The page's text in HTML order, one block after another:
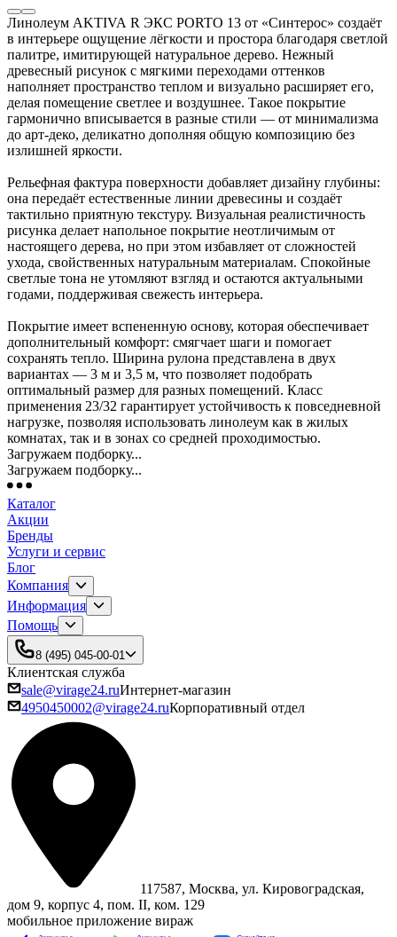
Линолеум AKTIVA R ЭКС PORTO 13 от «Синтерос» создаёт
в интерьере ощущение лёгкости и простора благодаря светлой
палитре, имитирующей натуральное дерево. Нежный
древесный рисунок с мягкими переходами оттенков
наполняет пространство теплом и визуально расширяет его,
делая помещение светлее и воздушнее. Такое покрытие
гармонично вписывается в разные стили — от минимализма
до арт‑деко, деликатно дополняя общую композицию без
излишней яркости.
Рельефная фактура поверхности добавляет дизайну глубины:
она передаёт естественные линии древесины и создаёт
тактильно приятную текстуру. Визуальная реалистичность
рисунка делает напольное покрытие неотличимым от
настоящего дерева, но при этом избавляет от сложностей
ухода, свойственных натуральным материалам. Спокойные
светлые тона не утомляют взгляд и остаются актуальными
годами, поддерживая свежесть интерьера.
Покрытие имеет вспененную основу, которая обеспечивает
дополнительный комфорт: смягчает шаги и помогает
сохранять тепло. Ширина рулона представлена в двух
вариантах — 3 м и 3,5 м, что позволяет подобрать
оптимальный размер для разных помещений. Класс
применения 23/32 гарантирует устойчивость к повседневной
нагрузке, позволяя использовать линолеум как в жилых
комнатах, так и в зонах со средней проходимостью.
Загружаем подборку...
Загружаем подборку...
Каталог
Акции
Бренды
Услуги и сервис
Блог
Компания
Информация
Помощь
8 (495) 045-00-01
Клиентская служба
sale@virage24.ruИнтернет-магазин
4950450002@virage24.ruКорпоративный отдел
117587, Москва, ул. Кировоградская,
дом 9, корпус 4, пом. II, ком. 129
мобильное приложение вираж